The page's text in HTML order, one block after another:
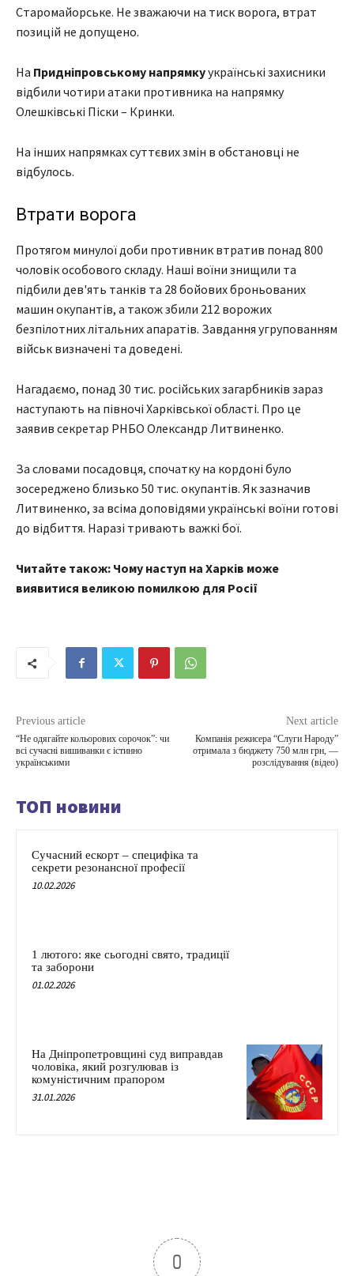
Старомайорське. Не зважаючи на тиск ворога, втрат
позицій не допущено.
На Придніпровському напрямкуукраїнські захисники
відбили чотири атаки противника на напрямку
Олешківські Піски – Кринки.
На інших напрямках суттєвих змін в обстановці не
відбулось.
Втрати ворога
Протягом минулої доби противник втратив понад 800
чоловік особового складу. Наші воїни знищили та
підбили дев'ять танків та 28 бойових броньованих
машин окупантів, а також збили 212 ворожих
безпілотних літальних апаратів. Завдання угрупованням
військ визначені та доведені.
Нагадаємо, понад 30 тис. російських загарбників зараз
наступають на півночі Харківської області. Про це
заявив секретар РНБО Олександр Литвиненко.
За словами посадовця, спочатку на кордоні було
зосереджено близько 50 тис. окупантів. Як зазначив
Литвиненко, за всіма доповідями українські воїни готові
до відбиття. Наразі тривають важкі бої.
Читайте також: Чому наступ на Харків може
виявитися великою помилкою для Росії
Previous article
“Не одягайте кольорових сорочок”: чи
всі сучасні вишиванки є істинно
українськими
Next article
Компанія режисера “Слуги Народу”
отримала з бюджету 750 млн грн, —
розслідування (відео)
ТОП новини
Сучасний ескорт – специфіка та
секрети резонансної професії
10.02.2026
1 лютого: яке сьогодні свято, традиції
та заборони
01.02.2026
На Дніпропетровщині суд виправдав
чоловіка, який розгулював із
комуністичним прапором
31.01.2026
0